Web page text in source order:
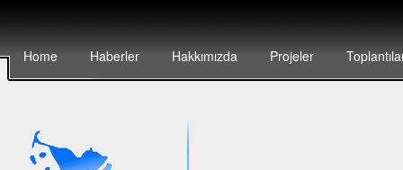
Home Haberler Hakkımızda Projeler